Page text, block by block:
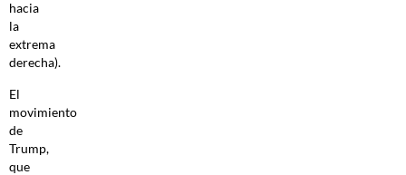
hacia
la
extrema
derecha).
El
movimiento
de
Trump,
que